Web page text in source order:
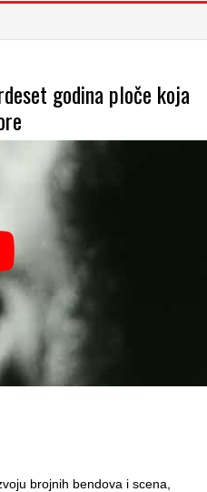
godina ploče koja
brojnih bendova i scena,